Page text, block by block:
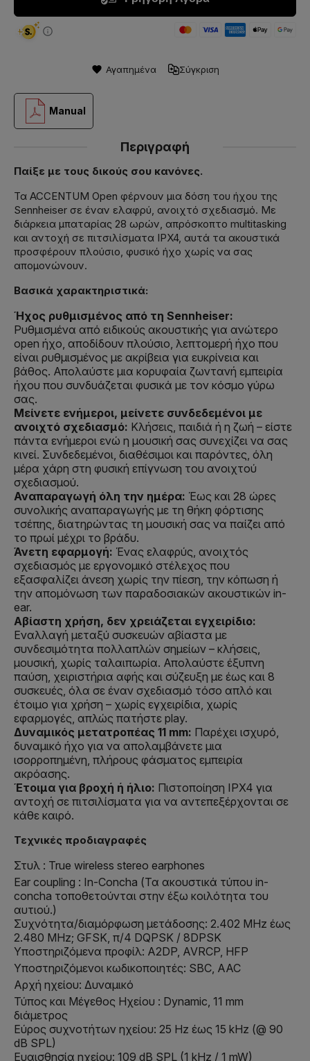
Αγαπημένα Σύγκριση
Manual
Περιγραφή
Παίξε με τους δικούς σου κανόνες.
Τα ACCENTUM Open φέρνουν μια δόση του ήχου της
Sennheiser σε έναν ελαφρύ, ανοιχτό σχεδιασμό. Με
διάρκεια μπαταρίας 28 ωρών, απρόσκοπτο multitasking
και αντοχή σε πιτσιλίσματα IPX4, αυτά τα ακουστικά
προσφέρουν πλούσιο, φυσικό ήχο χωρίς να σας
απομονώνουν.
Βασικά χαρακτηριστικά:
Ήχος ρυθμισμένος από τη Sennheiser:
Ρυθμισμένα από ειδικούς ακουστικής για ανώτερο
open ήχο, αποδίδουν πλούσιο, λεπτομερή ήχο που
είναι ρυθμισμένος με ακρίβεια για ευκρίνεια και
βάθος. Απολαύστε μια κορυφαία ζωντανή εμπειρία
ήχου που συνδυάζεται φυσικά με τον κόσμο γύρω
σας.
Μείνετε ενήμεροι, μείνετε συνδεδεμένοι με
ανοιχτό σχεδιασμό: Κλήσεις, παιδιά ή η ζωή – είστε
πάντα ενήμεροι ενώ η μουσική σας συνεχίζει να σας
κινεί. Συνδεδεμένοι, διαθέσιμοι και παρόντες, όλη
μέρα χάρη στη φυσική επίγνωση του ανοιχτού
σχεδιασμού.
Αναπαραγωγή όλη την ημέρα: Έως και 28 ώρες
συνολικής αναπαραγωγής με τη θήκη φόρτισης
τσέπης, διατηρώντας τη μουσική σας να παίζει από
το πρωί μέχρι το βράδυ.
Άνετη εφαρμογή: Ένας ελαφρύς, ανοιχτός
σχεδιασμός με εργονομικό στέλεχος που
εξασφαλίζει άνεση χωρίς την πίεση, την κόπωση ή
την απομόνωση των παραδοσιακών ακουστικών in-
ear.
Αβίαστη χρήση, δεν χρειάζεται εγχειρίδιο:
Εναλλαγή μεταξύ συσκευών αβίαστα με
συνδεσιμότητα πολλαπλών σημείων – κλήσεις,
μουσική, χωρίς ταλαιπωρία. Απολαύστε έξυπνη
παύση, χειριστήρια αφής και σύζευξη με έως και 8
συσκευές, όλα σε έναν σχεδιασμό τόσο απλό και
έτοιμο για χρήση – χωρίς εγχειρίδια, χωρίς
εφαρμογές, απλώς πατήστε play.
Δυναμικός μετατροπέας 11 mm: Παρέχει ισχυρό,
δυναμικό ήχο για να απολαμβάνετε μια
ισορροπημένη, πλήρους φάσματος εμπειρία
ακρόασης.
Έτοιμα για βροχή ή ήλιο: Πιστοποίηση IPX4 για
αντοχή σε πιτσιλίσματα για να αντεπεξέρχονται σε
κάθε καιρό.
Τεχνικές προδιαγραφές
Στυλ : True wireless stereo earphones
Ear coupling : In-Concha (Τα ακουστικά τύπου in-
concha τοποθετούνται στην έξω κοιλότητα του
αυτιού.)
Συχνότητα/διαμόρφωση μετάδοσης: 2.402 MHz έως
2.480 MHz; GFSK, π/4 DQPSK / 8DPSK
Υποστηριζόμενα προφίλ: A2DP, AVRCP, HFP
Υποστηριζόμενοι κωδικοποιητές: SBC, AAC
Αρχή ηχείου: Δυναμικό
Τύπος και Μέγεθος Ηχείου : Dynamic, 11 mm
διάμετρος
Εύρος συχνοτήτων ηχείου: 25 Hz έως 15 kHz (@ 90
dB SPL)
Ευαισθησία ηχείου: 109 dB SPL (1 kHz / 1 mW)